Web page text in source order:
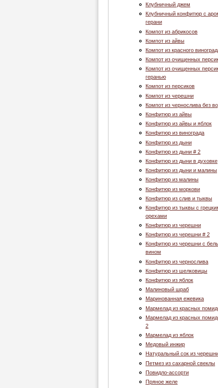
Клубничный джем
Клубничный конфитюр с
герани
Компот из абрикосов
Компот из айвы
Компот из красного
Компот из очищенных
Компот из очищенных
геранью
Компот из персиков
Компот из черешни
Компот из чернослива без
Конфитюр из айвы
Конфитюр из айвы и яблок
Конфитюр из винограда
Конфитюр из дыни
Конфитюр из дыни # 2
Конфитюр из дыни в духовке
Конфитюр из дыни и малины
Конфитюр из малины
Конфитюр из моркови
Конфитюр из слив и тыквы
Конфитюр из тыквы с
орехами
Конфитюр из черешни
Конфитюр из черешни # 2
Конфитюр из черешни с
вином
Конфитюр из чернослива
Конфитюр из шелковицы
Конфитюр из яблок
Малиновый шраб
Маринованная ежевика
Мармелад из красных
Мармелад из красных
2
Мармелад из яблок
Медовый инжир
Натуральный сок из
Петмез из сахарной свеклы
Повидло-ассорти
Пряное желе